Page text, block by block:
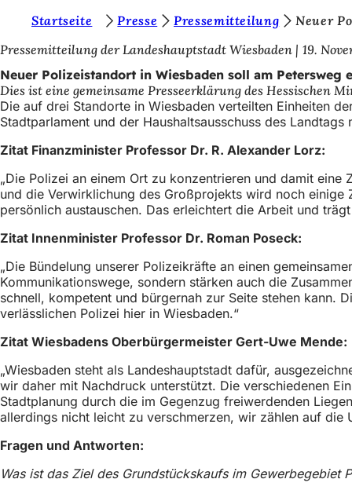
Inhalt anspringen
i
e
b
e
f
i
n
d
e
n
s
i
c
h
h
i
e
r
Startseite Presse Pressemitteilung
Neuer
Pressemitteilung der Landeshauptstadt Wiesbaden
19.
Neuer Polizeistandort in Wiesbaden soll am Petersweg
Dies ist eine gemeinsame Presseerklärung des Hessischen
Die auf drei Standorte in Wiesbaden verteilten Einheiten
Stadtparlament und der Haushaltsausschuss des
Zitat Finanzminister Professor Dr. R. Alexander Lorz:
„Die Polizei an einem Ort zu konzentrieren und damit
und die Verwirklichung des Großprojekts wird noch einige
persönlich austauschen. Das erleichtert die Arbeit und
Zitat Innenminister Professor Dr. Roman Poseck:
„Die Bündelung unserer Polizeikräfte an einen
Kommunikationswege, sondern stärken auch die
schnell, kompetent und bürgernah zur Seite stehen kann.
verlässlichen Polizei hier in Wiesbaden.“
Zitat Wiesbadens Oberbürgermeister Gert-Uwe Mende:
„Wiesbaden steht als Landeshauptstadt dafür,
wir daher mit Nachdruck unterstützt. Die verschiedenen
Stadtplanung durch die im Gegenzug freiwerdenden
allerdings nicht leicht zu verschmerzen, wir zählen auf die
Fragen und Antworten:
Was ist das Ziel des Grundstückskaufs im Gewerbegebiet